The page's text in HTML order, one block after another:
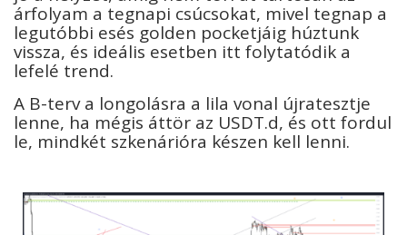
árfolyam a tegnapi csúcsokat, mivel tegnap a
legutóbbi esés golden pocketjáig húztunk
vissza, és ideális esetben itt folytatódik a
lefelé trend.
A B-terv a longolásra a lila vonal újratesztje
lenne, ha mégis áttör az USDT.d, és ott fordul
le, mindkét szkenárióra készen kell lenni.